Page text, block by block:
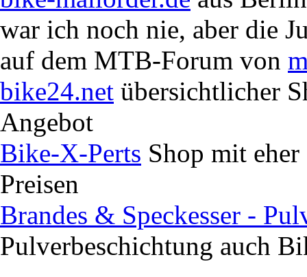
war ich noch nie, aber die
auf dem MTB-Forum von
bike24.net übersichtlicher
Angebot
Bike-X-Perts Shop mit
Preisen
Brandes & Speckesser -
Pulverbeschichtung auch